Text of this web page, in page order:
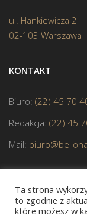
ul. Hankiewicza 2
02-103 Warszawa
KONTAKT
Biuro: (22) 45 70
Redakcja: (22) 45
Mail:
Ta strona
to zgodnie z
które możesz w